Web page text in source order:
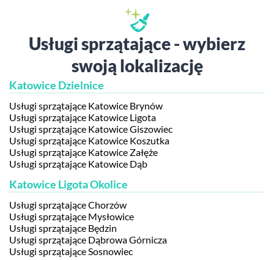
Usługi sprzątające - wybierz
swoją lokalizację
Katowice Dzielnice
Usługi sprzątające Katowice Brynów
Usługi sprzątające Katowice Ligota
Usługi sprzątające Katowice Giszowiec
Usługi sprzątające Katowice Koszutka
Usługi sprzątające Katowice Załęże
Usługi sprzątające Katowice Dąb
Katowice Ligota Okolice
Usługi sprzątające Chorzów
Usługi sprzątające Mysłowice
Usługi sprzątające Będzin
Usługi sprzątające Dąbrowa Górnicza
Usługi sprzątające Sosnowiec